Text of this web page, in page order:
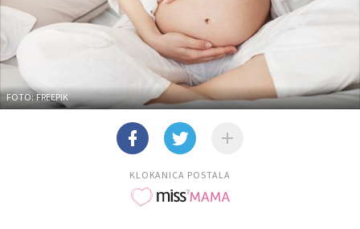
FOTO: FREEPIK
KLOKANICA POSTALA